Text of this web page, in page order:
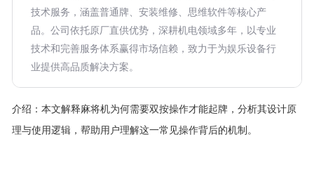
技术服务，涵盖普通牌、安装维修、思维软件等核心产
品。公司依托原厂直供优势，深耕机电领域多年，以专业
技术和完善服务体系赢得市场信赖，致力于为娱乐设备行
业提供高品质解决方案。
介绍： 本文解释麻将机为何需要双按操作才能起牌，分析其设计原
理与使用逻辑，帮助用户理解这一常见操作背后的机制。